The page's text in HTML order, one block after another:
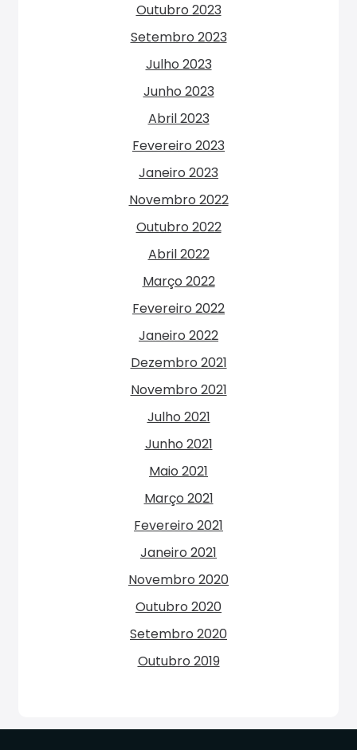
Outubro 2023
Setembro 2023
Julho 2023
Junho 2023
Abril 2023
Fevereiro 2023
Janeiro 2023
Novembro 2022
Outubro 2022
Abril 2022
Março 2022
Fevereiro 2022
Janeiro 2022
Dezembro 2021
Novembro 2021
Julho 2021
Junho 2021
Maio 2021
Março 2021
Fevereiro 2021
Janeiro 2021
Novembro 2020
Outubro 2020
Setembro 2020
Outubro 2019